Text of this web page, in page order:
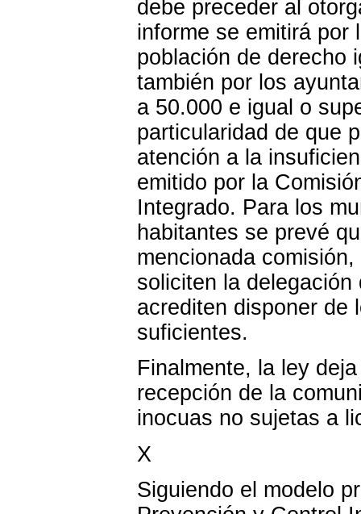
debe preceder al
informe se emitirá por
población de derecho
también por los
a 50.000 e igual o
particularidad de que
atención a la
emitido por la
Integrado. Para los
habitantes se prevé
mencionada
soliciten la
acrediten disponer de
suficientes.
Finalmente, la ley
recepción de la
inocuas no sujetas a
X
Siguiendo el modelo